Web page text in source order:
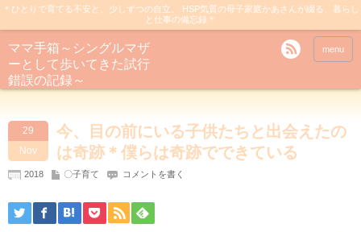
＊ひとりで育てる不安と、少しずつの自立。 HSP気質の母子家庭かあさんが綴る、暮らし
と仕事の備忘録＊
ママ手箱～シングルマザ
ーとして歩いてきた試行
錯誤の記録～
menu
29
Nov
今、目の前にいる子供たちと出会えたの
は奇跡＊僕らは奇跡でできている
2018 〇子育て コメントを書く